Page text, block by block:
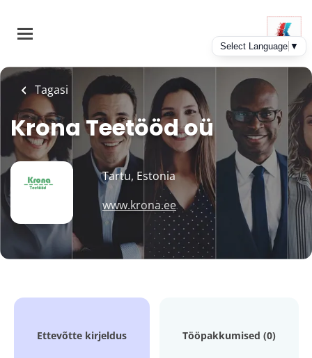
main
Tagasi
Krona Teetööd oü
Tartu, Estonia
www.krona.ee
Ettevõtte kirjeldus Tööpakkumised (0)